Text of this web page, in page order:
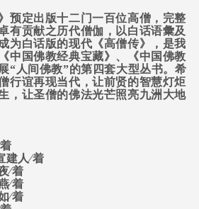
预定出版十二门一百位高僧，完整
有贡献之历代僧伽，以白话语彙及
为白话版的现代《高僧传》，是我
中国佛教经典宝藏》、《中国佛教
“人间佛教”的第四套大型丛书。希
行谊再现当代，让前贤的智慧灯炬
，让圣僧的佛法光芒照亮九洲大地
建人∕着
∕着
∕着
∕着